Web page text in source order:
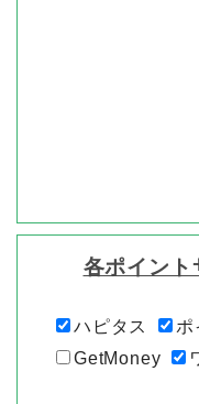
各ポイント
ハピタス ポ
GetMoney